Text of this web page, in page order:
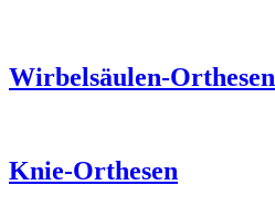
Wirbelsäulen-Orthesen
Knie-Orthesen